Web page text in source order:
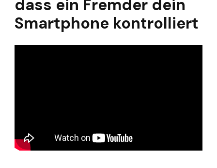
dass ein Fremder dein
Smartphone kontrolliert